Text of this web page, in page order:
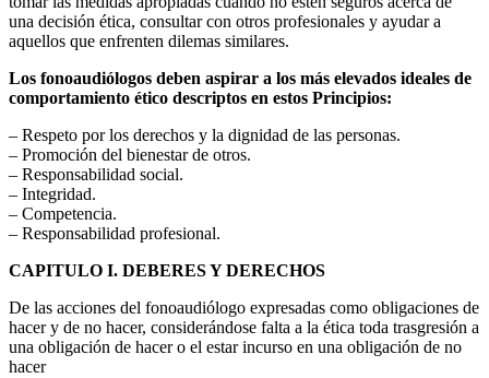
una decisión ética, consultar con otros profesionales y ayudar a
aquellos que enfrenten dilemas similares.
Los fonoaudiólogos deben aspirar a los más elevados ideales de
comportamiento ético descriptos en estos Principios:
– Respeto por los derechos y la dignidad de las personas.
– Promoción del bienestar de otros.
– Responsabilidad social.
– Integridad.
– Competencia.
– Responsabilidad profesional.
CAPITULO I. DEBERES Y DERECHOS
De las acciones del fonoaudiólogo expresadas como obligaciones de
hacer y de no hacer, considerándose falta a la ética toda trasgresión a
una obligación de hacer o el estar incurso en una obligación de no
hacer